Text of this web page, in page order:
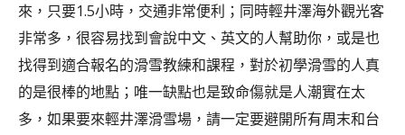
來，只要1.5小時，交通非常便利；同時輕井澤海外觀光客
非常多，很容易找到會說中文、英文的人幫助你，或是也
找得到適合報名的滑雪教練和課程，對於初學滑雪的人真
的是很棒的地點；唯一缺點也是致命傷就是人潮實在太
多，如果要來輕井澤滑雪場，請一定要避開所有周末和台